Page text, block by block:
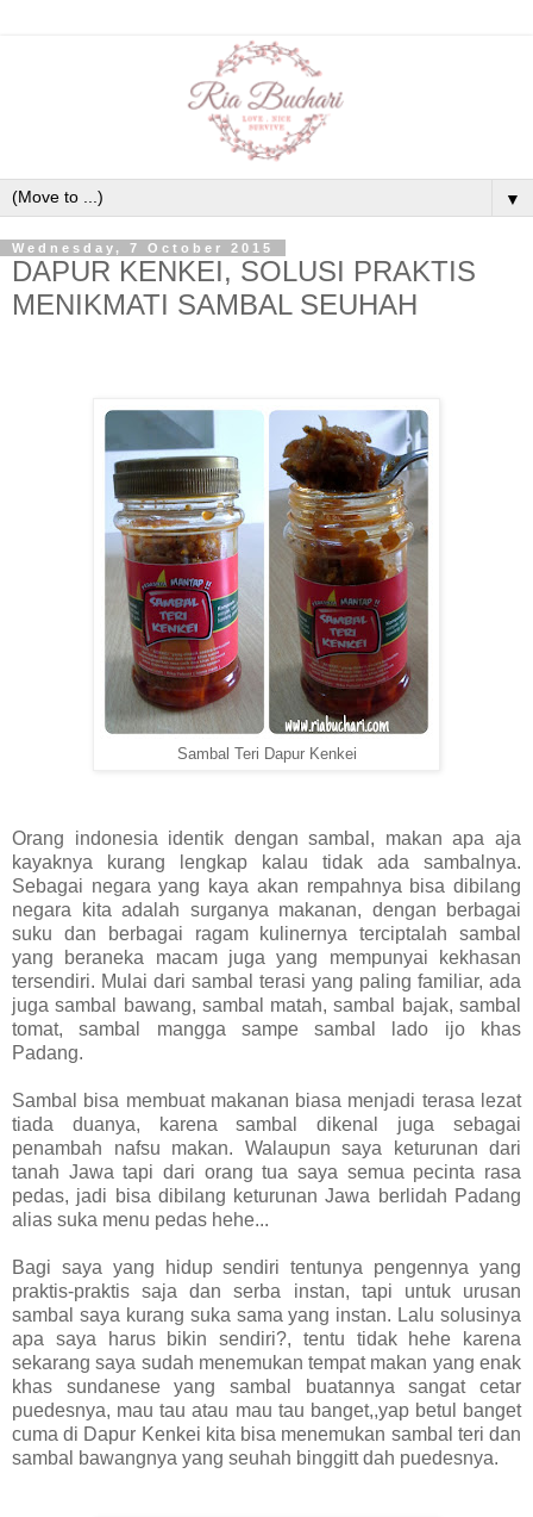
▼
Wednesday, 7 October 2015
DAPUR KENKEI, SOLUSI PRAKTIS
MENIKMATI SAMBAL SEUHAH
Sambal Teri Dapur Kenkei
Orang indonesia identik dengan sambal, makan apa aja
kayaknya kurang lengkap kalau tidak ada sambalnya.
Sebagai negara yang kaya akan rempahnya bisa dibilang
negara kita adalah surganya makanan, dengan berbagai
suku dan berbagai ragam kulinernya terciptalah sambal
yang beraneka macam juga yang mempunyai kekhasan
tersendiri. Mulai dari sambal terasi yang paling familiar, ada
juga sambal bawang, sambal matah, sambal bajak, sambal
tomat, sambal mangga sampe sambal lado ijo khas
Padang.
Sambal bisa membuat makanan biasa menjadi terasa lezat
tiada duanya, karena sambal dikenal juga sebagai
penambah nafsu makan. Walaupun saya keturunan dari
tanah Jawa tapi dari orang tua saya semua pecinta rasa
pedas, jadi bisa dibilang keturunan Jawa berlidah Padang
alias suka menu pedas hehe...
Bagi saya yang hidup sendiri tentunya pengennya yang
praktis-praktis saja dan serba instan, tapi untuk urusan
sambal saya kurang suka sama yang instan. Lalu solusinya
apa saya harus bikin sendiri?, tentu tidak hehe karena
sekarang saya sudah menemukan tempat makan yang enak
khas sundanese yang sambal buatannya sangat cetar
puedesnya, mau tau atau mau tau banget,,yap betul banget
cuma di Dapur Kenkei kita bisa menemukan sambal teri dan
sambal bawangnya yang seuhah binggitt dah puedesnya.